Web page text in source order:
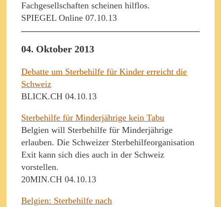
Fachgesellschaften scheinen hilflos.
SPIEGEL Online 07.10.13
04. Oktober 2013
Debatte um Sterbehilfe für Kinder erreicht die
Schweiz
BLICK.CH 04.10.13
Sterbehilfe für Minderjährige kein Tabu
Belgien will Sterbehilfe für Minderjährige
erlauben. Die Schweizer Sterbehilfeorganisation
Exit kann sich dies auch in der Schweiz
vorstellen.
20MIN.CH 04.10.13
Belgien: Sterbehilfe nach